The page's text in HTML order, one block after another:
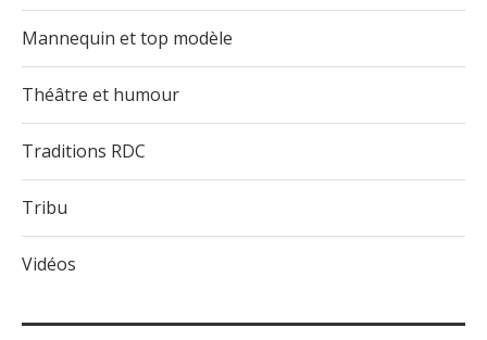
Mannequin et top modèle
Théâtre et humour
Traditions RDC
Tribu
Vidéos